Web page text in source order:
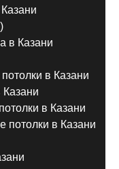
в Казани
в Казани
в Казани
потолки в Казани